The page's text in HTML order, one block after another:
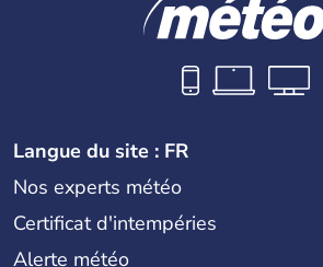
Langue du site : FR
Nos experts météo
Certificat d'intempéries
Alerte météo